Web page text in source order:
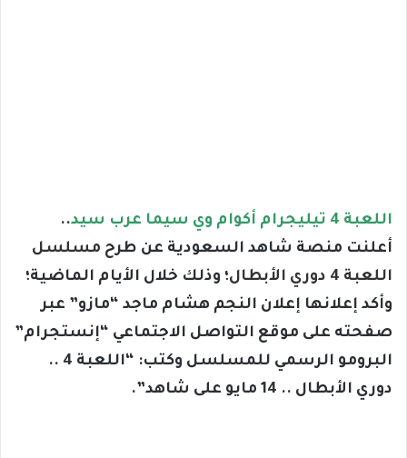
اللعبة 4 تيليجرام أكوام وي سيما عرب سيد
..
أعلنت منصة شاهد السعودية عن طرح مسلسل
اللعبة 4 دوري الأبطال
؛ وذلك خلال الأيام الماضية؛
وأكد إعلانها إعلان النجم هشام ماجد “مازو” عبر
صفحته على موقع التواصل الاجتماعي “إنستجرام”
البرومو الرسمي للمسلسل وكتب: “اللعبة 4 ..
دوري الأبطال .. 14 مايو على شاهد”.